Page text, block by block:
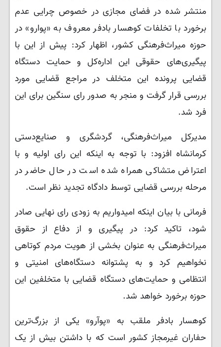
منتشر شده در فضای مجازی در خصوص چرایی عدم
برخورد با تخلفات کوهسار بادفر معروف به «پوارو» در
حوزه میراث‌فرهنگی کشور، اظهار کرد: پیش از این با
پیگیری‌های حقوقی این اداره‌کل و حمایت دستگاه
قضایی پرونده این متخلف در مراجع قضایی مورد
بررسی قرار گرفت و منجر به صدور رای سنگین برای این
فرد شد.
مدیرکل میراث‌فرهنگی، گردشگری و صنایع‌دستی
کرمانشاه افزود: با توجه به اینکه این رای اولیه و با
اعتراض متشاکی همراه شده است در حال حاضر در
مرحله بررسی قضایی توسط دادگاه تجدید نظر است.
فرمانی با بیان اینکه امیدواریم به زودی رای نهایی صادر
شود، تاکید کرد: در پیگیری و از دفاع از حقوق
میراث‌فرهنگی به عنوان بخشی از هویت مردم کوتاهی
نخواهیم کرد و به پشتوانه دستگاه‌های امنیتی و
انتظامی و حمایت‌های دستگاه قضایی با متخلفین این
حوزه برخورد خواهد شد.
کوهسار بادفر ملقب به «پوآرو» یکی از بزرگ‌ترین
حفاران غیرمجاز کشور است که با داشتن بیش از یک